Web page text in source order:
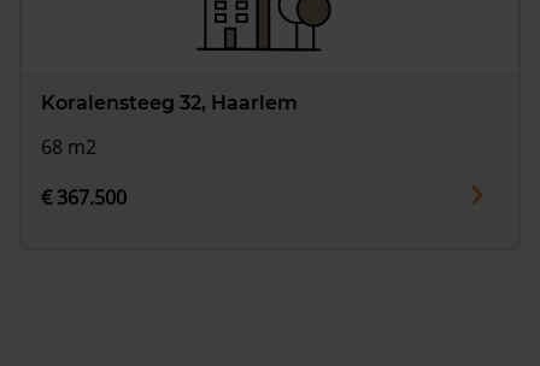
Koralensteeg 32, Haarlem
68 m2
€ 367.500